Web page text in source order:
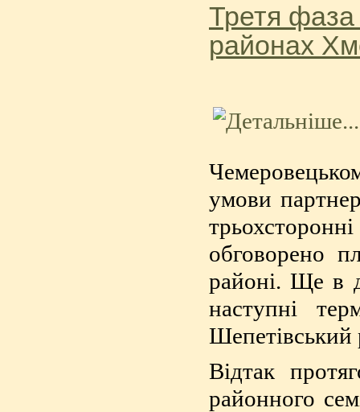
Третя фаза
районах
умови
обговорено
районі. Ще в
наступні
Шепетівський
Відтак
районного